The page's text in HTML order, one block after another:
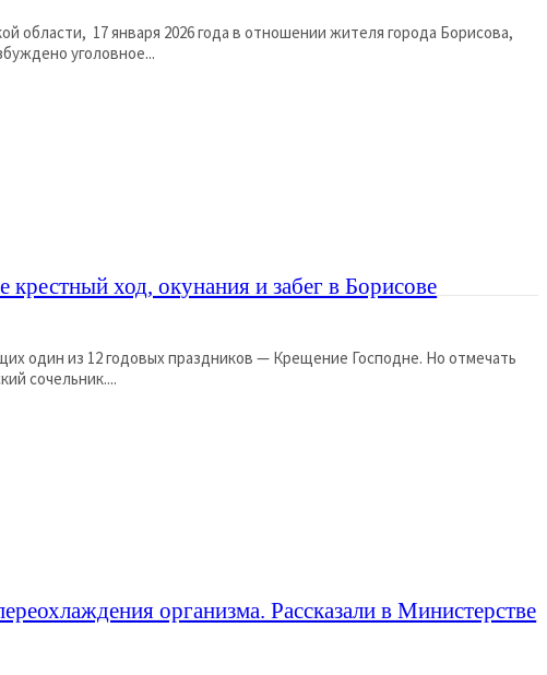
области, 17 января 2026 года в отношении жителя города Борисова,
уголовное...
ход, окунания и забег в Борисове
один из 12 годовых праздников — Крещение Господне. Но отмечать
сочельник....
организма. Рассказали в Министерстве